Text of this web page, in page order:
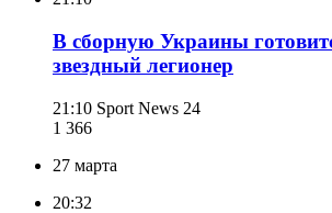
В сборную Украины
звездный легионер
21:10 Sport News 24
1 366
27 марта
20:32